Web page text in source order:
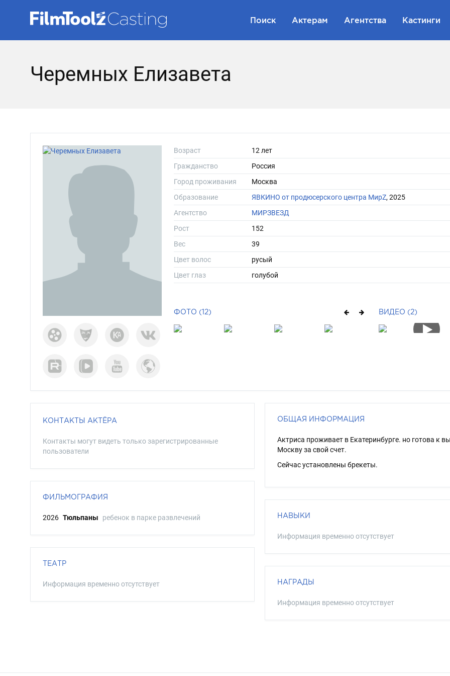
Поиск Актерам Агентства Кастинги
Черемных Елизавета
Возраст
12 лет
Гражданство
Россия
Город проживания
Москва
Образование
ЯВКИНО от продюсерского центра МирZ, 2025
Агентство
МИРЗВЕЗД
Рост
152
Вес
39
Цвет волос
русый
Цвет глаз
голубой
ФОТО (12) ВИДЕО (2)
КОНТАКТЫ АКТЁРА
Контакты могут видеть только зарегистрированные
пользователи
ФИЛЬМОГРАФИЯ
2026 Тюльпаны ребенок в парке развлечений
ТЕАТР
Информация временно отсутствует
ОБЩАЯ ИНФОРМАЦИЯ
Актриса проживает в Екатеринбурге. но готова к
Москву за свой счет.
Сейчас установлены брекеты.
НАВЫКИ
Информация временно отсутствует
НАГРАДЫ
Информация временно отсутствует